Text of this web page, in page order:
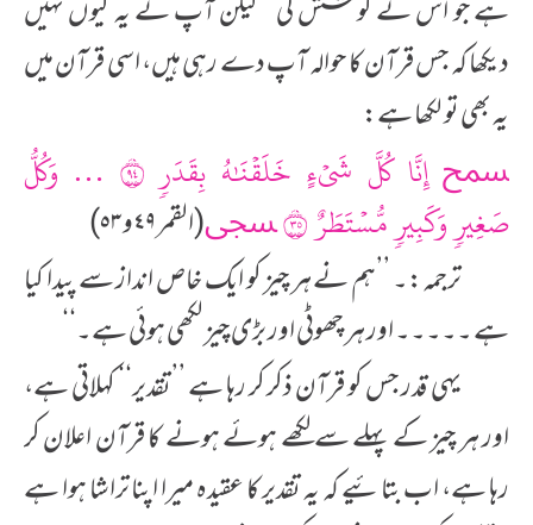
ہے جو اس نے کوشش کی‘‘ لیکن آپ نے یہ کیوں نہیں
دیکھا کہ جس قرآن کا حوالہ آپ دے رہی ہیں، اسی قرآن میں
یہ بھی تو لکھا ہے:
ﵟ إِنَّا كُلَّ شَيۡءٍ خَلَقۡنَٰهُ بِقَدَرٖ ٤٩ … وَكُلُّ
صَغِيرٖ وَكَبِيرٖ مُّسۡتَطَرٌ ٥٣ ﵞ
(القمر ٤٩ و ٥٣)
ترجمہ:۔ ’’ہم نے ہر چیز کو ایک خاص انداز سے پیدا کیا
ہے ۔۔۔۔۔ اور ہر چھوٹی اور بڑی چیز لکھی ہوئی ہے۔‘‘
یہی قدر جس کو قرآن ذکر کر رہا ہے ’’تقدیر‘‘ کہلاتی ہے،
اور ہر چیز کے پہلے سے لکھے ہوئے ہونے کا قرآن اعلان کر
رہا ہے، اب بتائیے کہ یہ تقدیر کا عقیدہ میرا اپنا تراشا ہوا ہے